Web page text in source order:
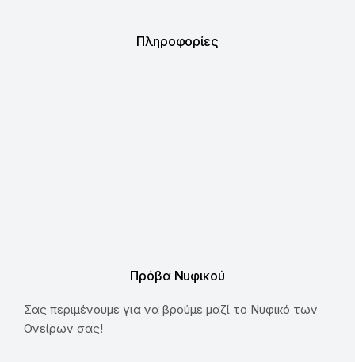
Πληροφορίες
Πρόβα Νυφικού
Σας περιμένουμε για να βρούμε μαζί το Νυφικό των
Ονείρων σας!